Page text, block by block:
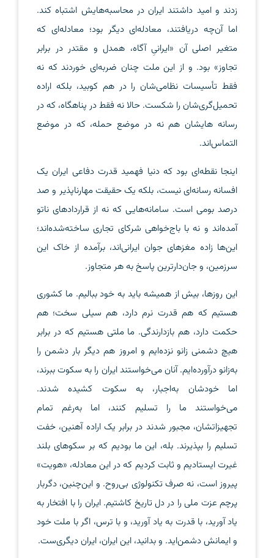
زدند و امید داشتند ایران در محاسبه‌هایش اشتباه کند.
اما آن‌چه دریافتند، معادله‌ای دیگر بود؛ معادله‌ای که
متغیر اصلی آن «ایرانیِ آگاه، همدل و مقتدر در برابر
تجاوز» بود. و از این ملت چنان ضربه‌ای خوردند که نه
فقط تأسیسات نظامی‌شان را در هم کوبید، بلکه اراده
تحمیل‌گری‌شان را شکست. حالا نه فقط در پناهگاه، که در
رسانه هایشان هم نه در موضع حمله، که در موضع
التماس‌اند.
اینجا نقطه‌ای بود که دنیا فهمید قدرت دفاعی ایران یک
افسانه رسانه‌ای نیست، بلکه یک حقیقت مهارناپذیر و صد
درصد بومی است. سامانه‌هایی که نه از قراردادهای ناتو
آمده‌اند و نه با باج‌خواهی شرکای تجاری ساخته‌شده‌اند؛
این‌ها زاده مغزهای جوان ایرانی‌اند، برآمده از خاک این
سرزمین، و جان‌دارترین پاسخ به هر متجاوز.
این روزها، بیش از همیشه باید به خود ببالیم. ما کشوری
هستیم که هم قدرت نرم دارد، هم سیلی سخت؛ هم
حکمت دارد، هم بازدارندگی. ما ملتی هستیم که در برابر
هیچ دشمنی زانو نزده‌ایم و امروز هم دیگر بار دشمن را
به‌زانو درآورده‌ایم. آنان می‌خواستند ایران را به سکوت ببرند،
اما خودشان به‌اجبار، به سکوت کشیده شدند.
می‌خواستند ما را تسلیم کنند، اما به‌رغم تمام
تجهیزاتشان، مجبور شدند در برابر یک اراده آهنین، خفت
تسلیم را بپذیرند. بله، این ما بودیم که بر سکوهای بلند
غیرت ایستادیم و ثابت کردیم که در این معادله، «هویت»
پیروز است، نه صرف تکنولوژی بی‌روح. و این‌چنین، دگربار
پرچم عزت ملی را در دل تاریخ کاشتیم. ایران را با افتخار به
یاد آورید، با قدرت به یاد آورید، و با ترس، اگر با ملت خود
و ایمانش دشمن‌اید. و بدانید، این ایران، ایران دیگری‌ست.